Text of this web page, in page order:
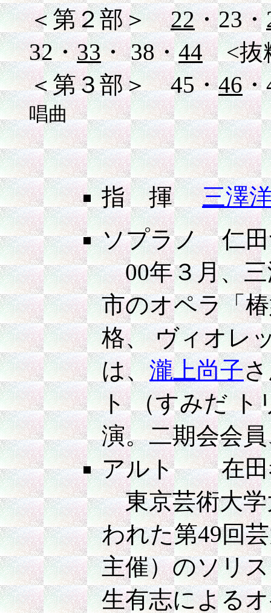
＜第２部＞22・23・
32・33・ 38・44<抜
＜第３部＞ 45・46・
唱曲
指 揮三澤
ソプラノ 仁田
00年３月、三
市のオペラ「
格、 ヴィオレ
は、瀧上尚子
ト （すみだ ト
演。二期会会
アルト 在田
東京芸術大学
われた第49回
主催）のソリ
生有志による